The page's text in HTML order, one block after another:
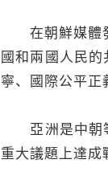
在朝鮮媒體發
國和兩國人民
寧、國際公平正
亞洲是中朝等
重大議題上達成